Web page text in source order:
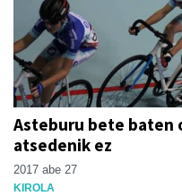
Asteburu bete baten
atsedenik ez
2017 abe 27
KIROLA